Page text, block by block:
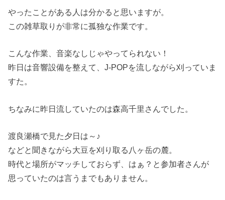
やったことがある人は分かると思いますが。
この雑草取りが非常に孤独な作業です。
こんな作業、音楽なしじゃやってられない！
昨日は音響設備を整えて、J-POPを流しながら刈っていま
すた。
ちなみに昨日流していたのは森高千里さんでした。
渡良瀬橋で見た夕日は～♪
などと聞きながら大豆を刈り取る八ヶ岳の麓。
時代と場所がマッチしておらず、はぁ？と参加者さんが
思っていたのは言うまでもありません。